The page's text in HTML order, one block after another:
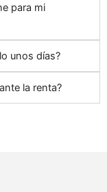
para mi
unos días?
la renta?